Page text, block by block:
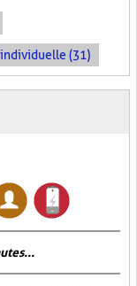
(31)